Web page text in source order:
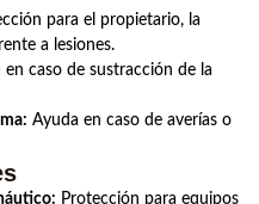
para el propietario, la
a lesiones.
en caso de sustracción de la
Ayuda en caso de averías o
Protección para equipos